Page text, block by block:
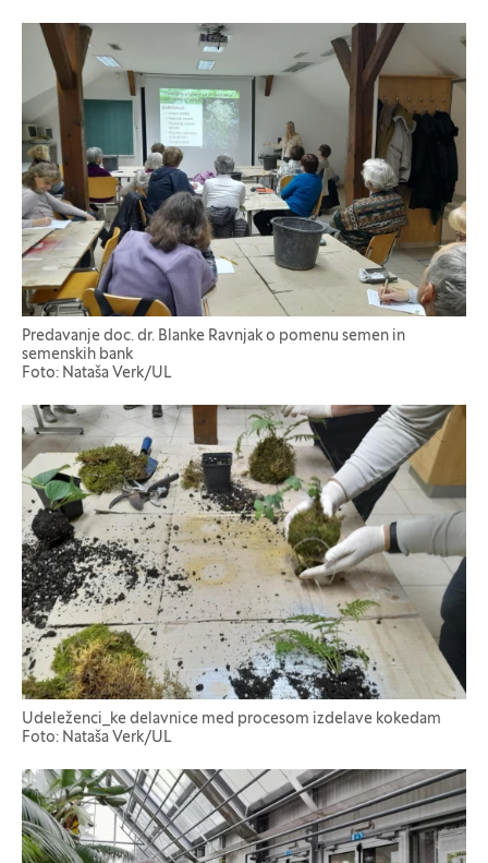
Predavanje doc. dr. Blanke Ravnjak o pomenu semen in
semenskih bank
Foto: Nataša Verk/UL
Udeleženci_ke delavnice med procesom izdelave kokedam
Foto: Nataša Verk/UL